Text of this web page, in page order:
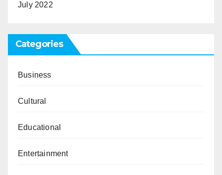
July 2022
Categories
Business
Cultural
Educational
Entertainment